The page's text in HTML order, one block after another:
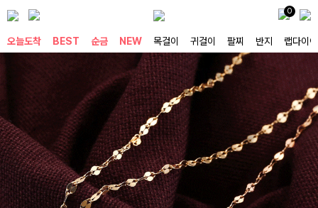
0
오늘도착 BEST 순금 NEW 목걸이 귀걸이 팔찌 반지 랩다이아